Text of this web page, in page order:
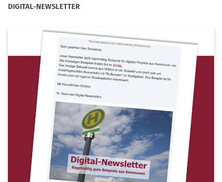
DIGITAL-NEWSLETTER